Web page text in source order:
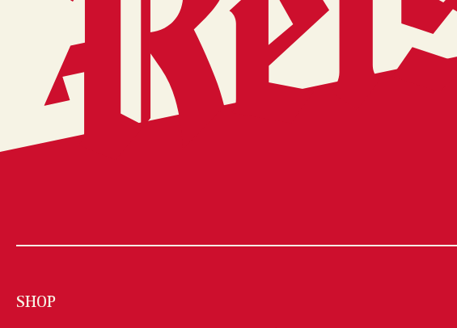
SHOP